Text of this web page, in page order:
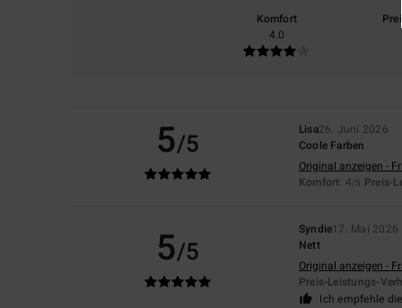
Komfort
4.0
5/5 Lisa26. Juni 2026
Coole Farben
Original anzeigen -
Komfort: 4/5 Preis-
5/5
Syndie17. Mai 2026
Nett
Original anzeigen -
Preis-Leistungs-
Ich empfehle